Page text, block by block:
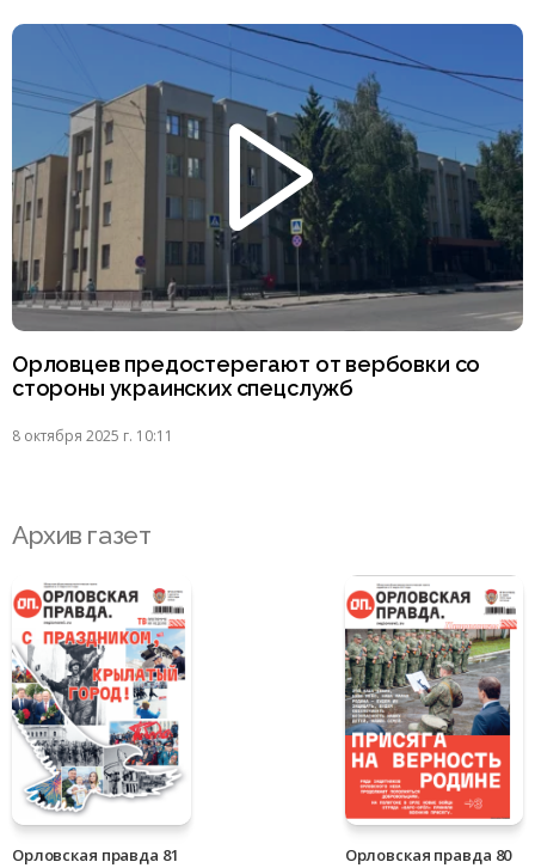
Орловцев предостерегают от вербовки со
стороны украинских спецслужб
8 октября 2025 г. 10:11
Архив газет
Орловская правда 81 Орловская правда 80